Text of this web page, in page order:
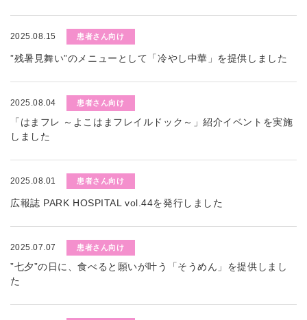
2025.08.15 患者さん向け
”残暑見舞い”のメニューとして「冷やし中華」を提供しました
2025.08.04 患者さん向け
「はまフレ ～よこはまフレイルドック～」紹介イベントを実施
しました
2025.08.01 患者さん向け
広報誌 PARK HOSPITAL vol.44を発行しました
2025.07.07 患者さん向け
”七夕”の日に、食べると願いが叶う「そうめん」を提供しまし
た